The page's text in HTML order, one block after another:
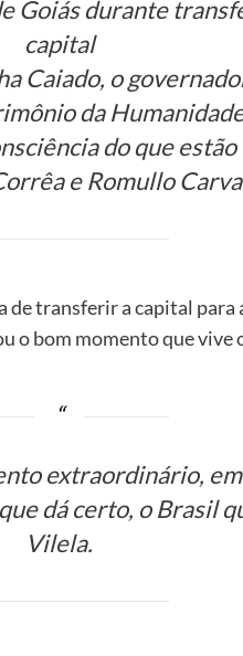
Caiado, o
da
do que
e Romullo
transferir a capital para
o bom momento que vive
extraordinário,
dá certo, o Brasil
Vilela.